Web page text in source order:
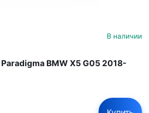
В наличии
BMW X5 G05 2018-